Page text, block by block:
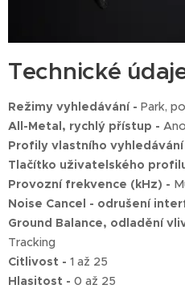
Technické
Režimy vyhledávání - Park,
All-Metal, rychlý přístup - Ano
Profily vlastního vyhledávání
Tlačítko uživatelského
Provozní frekvence (kHz) -
Noise Cancel - odrušení
Ground Balance, odladění
Tracking
Citlivost - 1 až 25
Hlasitost - 0 až 25